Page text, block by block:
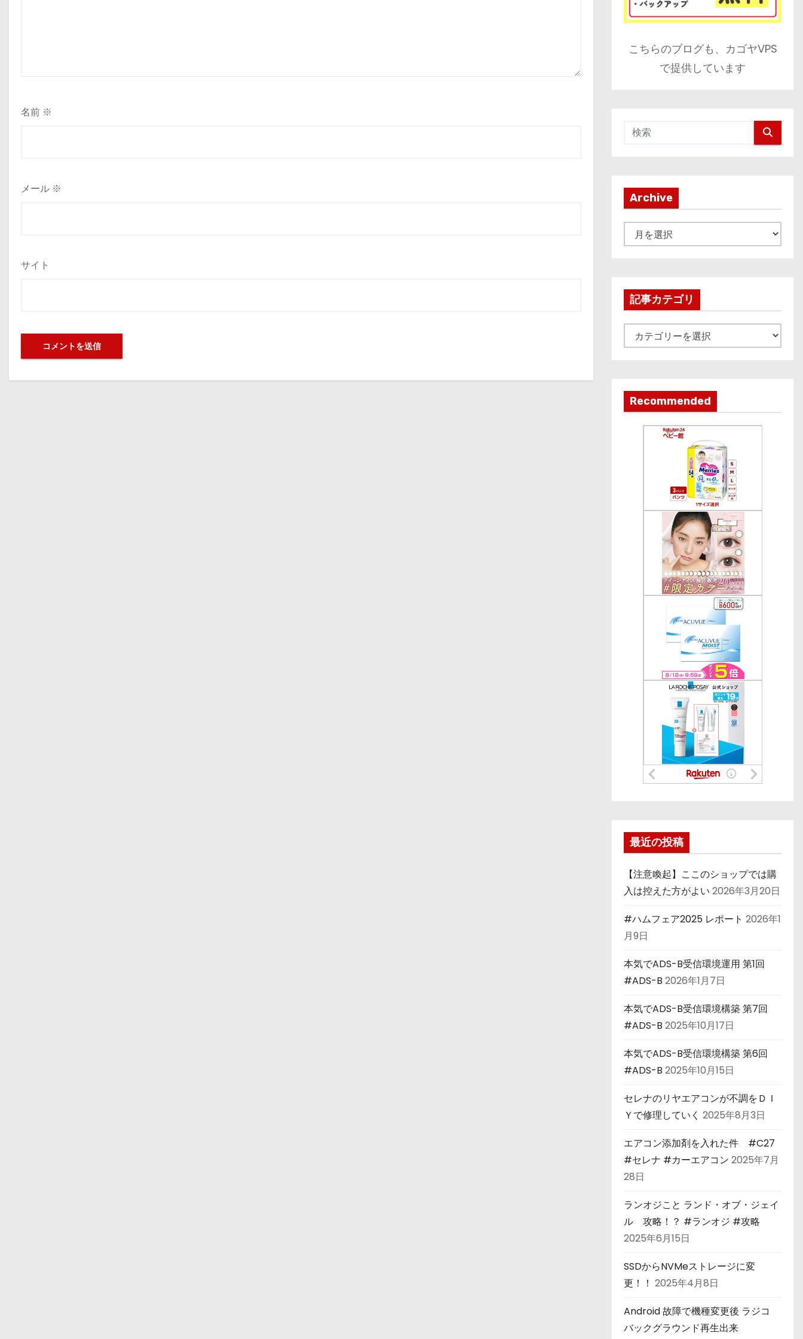
名前 ※
メール ※
サイト
こちらのブログも、カゴヤVPS
で提供しています
Archive
r
v
記事カテゴリ
事
ゴ
リ
Recommended
最近の投稿
【注意喚起】ここのショップでは購
入は控えた方がよい 2026年3月20日
#ハムフェア2025 レポート 2026年1
月9日
本気でADS-B受信環境運用 第1回
#ADS-B 2026年1月7日
本気でADS-B受信環境構築 第7回
#ADS-B 2025年10月17日
本気でADS-B受信環境構築 第6回
#ADS-B 2025年10月15日
セレナのリヤエアコンが不調をＤＩ
Ｙで修理していく 2025年8月3日
エアコン添加剤を入れた件 #C27
#セレナ #カーエアコン 2025年7月
28日
ランオジこと ランド・オブ・ジェイ
ル 攻略！？ #ランオジ #攻略
2025年6月15日
SSDからNVMeストレージに変
更！！ 2025年4月8日
Android 故障で機種変更後 ラジコ
バックグラウンド再生出来